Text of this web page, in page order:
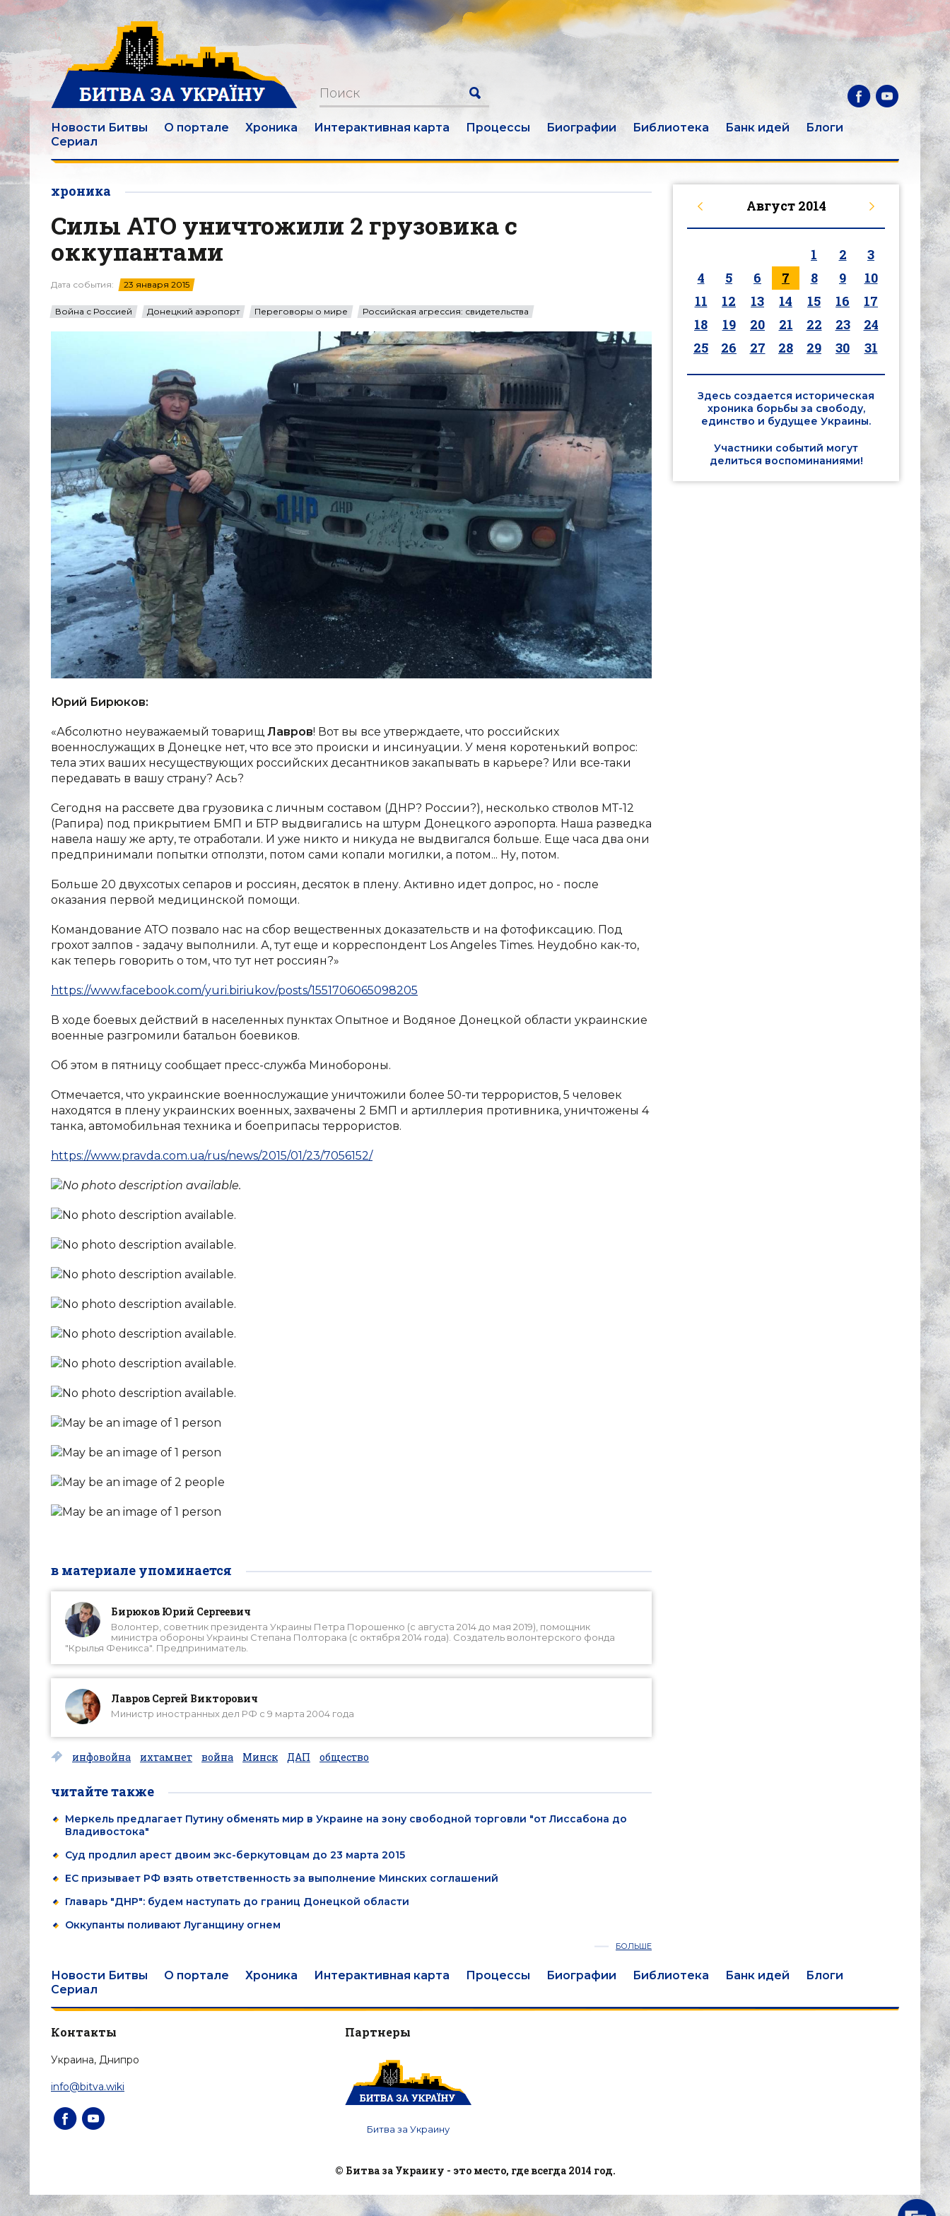
Новости Битвы О портале Хроника Интерактивная карта Процессы Биографии Библиотека Банк идей
Блоги
Сериал
хроника
Силы АТО уничтожили 2 грузовика с
оккупантами
Дата события: 23 января 2015
Война с Россией Донецкий аэропорт Переговоры о мире Российская агрессия: свидетельства
Юрий Бирюков:
«Абсолютно неуважаемый товарищ Лавров! Вот вы все утверждаете, что российских
военнослужащих в Донецке нет, что все это происки и инсинуации. У меня коротенький вопрос:
тела этих ваших несуществующих российских десантников закапывать в карьере? Или все-таки
передавать в вашу страну? Ась?
Сегодня на рассвете два грузовика с личным составом (ДНР? России?), несколько стволов МТ-12
(Рапира) под прикрытием БМП и БТР выдвигались на штурм Донецкого аэропорта. Наша разведка
навела нашу же арту, те отработали. И уже никто и никуда не выдвигался больше. Еще часа два они
предпринимали попытки отползти, потом сами копали могилки, а потом... Ну, потом.
Больше 20 двухсотых сепаров и россиян, десяток в плену. Активно идет допрос, но - после
оказания первой медицинской помощи.
Командование АТО позвало нас на сбор вещественных доказательств и на фотофиксацию. Под
грохот залпов - задачу выполнили. А, тут еще и корреспондент Los Angeles Times. Неудобно как-то,
как теперь говорить о том, что тут нет россиян?»
https://www.facebook.com/yuri.biriukov/posts/1551706065098205
В ходе боевых действий в населенных пунктах Опытное и Водяное Донецкой области украинские
военные разгромили батальон боевиков.
Об этом в пятницу сообщает пресс-служба Минобороны.
Отмечается, что украинские военнослужащие уничтожили более 50-ти террористов, 5 человек
находятся в плену украинских военных, захвачены 2 БМП и артиллерия противника, уничтожены 4
танка, автомобильная техника и боеприпасы террористов.
https://www.pravda.com.ua/rus/news/2015/01/23/7056152/
в материале упоминается
Бирюков Юрий Сергеевич
Волонтер, советник президента Украины Петра Порошенко (с августа 2014 до мая 2019), помощник
министра обороны Украины Степана Полторака (с октября 2014 года). Создатель волонтерского фонда
"Крылья Феникса". Предприниматель.
Лавров Сергей Викторович
Министр иностранных дел РФ с 9 марта 2004 года
инфовойна ихтамнет война Минск ДАП общество
читайте также
Меркель предлагает Путину обменять мир в Украине на зону свободной торговли "от Лиссабона до
Владивостока"
Суд продлил арест двоим экс-беркутовцам до 23 марта 2015
ЕС призывает РФ взять ответственность за выполнение Минских соглашений
Главарь "ДНР": будем наступать до границ Донецкой области
Оккупанты поливают Луганщину огнем
БОЛЬШЕ
Август 2014
1 2
3
4
5 6 7 8 9
10
11
12 13 14 15 16
17
18
19 20 21 22 23
24
25
26 27 28 29 30 31
Здесь создается историческая
хроника борьбы за свободу,
единство и будущее Украины.
Участники событий могут
делиться воспоминаниями!
Новости Битвы О портале Хроника Интерактивная карта Процессы Биографии Библиотека Банк идей
Блоги
Сериал
Контакты
Украина, Днипро
info@bitva.wiki
Партнеры
Битва за Украину
© Битва за Украину - это место, где всегда 2014 год.